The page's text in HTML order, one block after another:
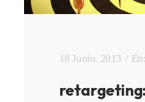
18 Junio, 2013 En: